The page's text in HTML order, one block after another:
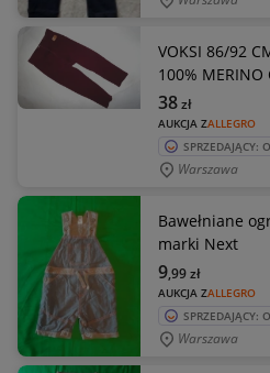
VOKSI 86/92
100% MERINO
AUKCJA ZALLEGRO
38zł
SPRZEDAJĄCY:
Warszawa
Bawełniane
marki Next
AUKCJA ZALLEGRO
9,99zł
SPRZEDAJĄCY:
Warszawa